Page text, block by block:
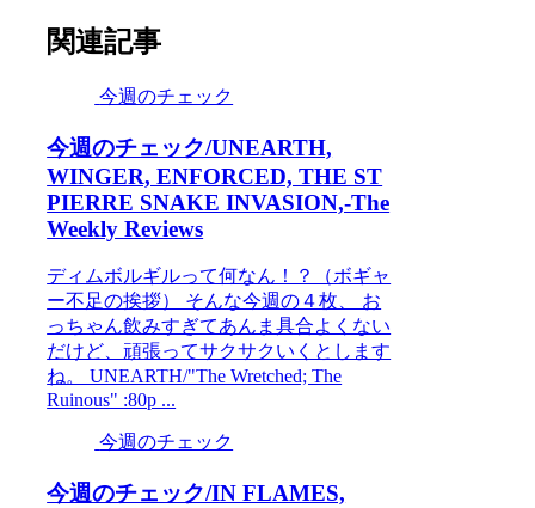
関連記事
今週のチェック
今週のチェック/UNEARTH,
WINGER, ENFORCED, THE ST
PIERRE SNAKE INVASION,-The
Weekly Reviews
ディムボルギルって何なん！？（ボギャ
ー不足の挨拶） そんな今週の４枚、 お
っちゃん飲みすぎてあんま具合よくない
だけど、頑張ってサクサクいくとします
ね。 UNEARTH/"The Wretched; The
Ruinous" :80p ...
今週のチェック
今週のチェック/IN FLAMES,